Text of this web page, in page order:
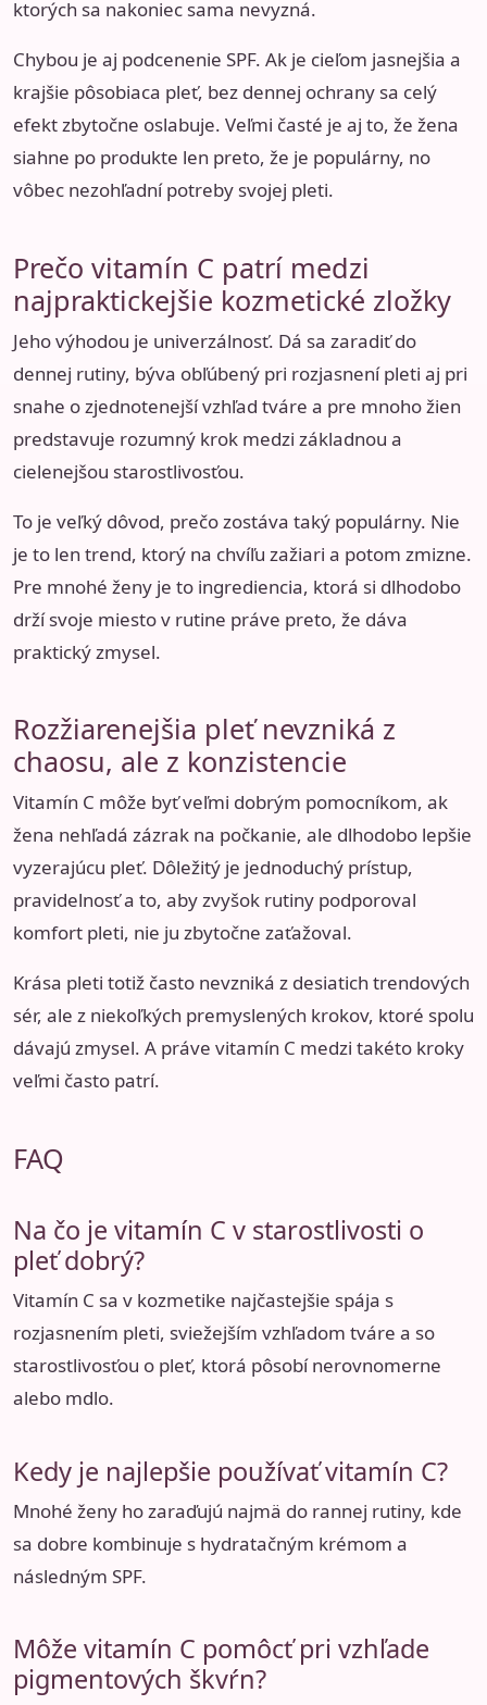
ktorých sa nakoniec sama nevyzná.
Chybou je aj podcenenie SPF. Ak je cieľom jasnejšia a
krajšie pôsobiaca pleť, bez dennej ochrany sa celý
efekt zbytočne oslabuje. Veľmi časté je aj to, že žena
siahne po produkte len preto, že je populárny, no
vôbec nezohľadní potreby svojej pleti.
Prečo vitamín C patrí medzi
najpraktickejšie kozmetické zložky
Jeho výhodou je univerzálnosť. Dá sa zaradiť do
dennej rutiny, býva obľúbený pri rozjasnení pleti aj pri
snahe o zjednotenejší vzhľad tváre a pre mnoho žien
predstavuje rozumný krok medzi základnou a
cielenejšou starostlivosťou.
To je veľký dôvod, prečo zostáva taký populárny. Nie
je to len trend, ktorý na chvíľu zažiari a potom zmizne.
Pre mnohé ženy je to ingrediencia, ktorá si dlhodobo
drží svoje miesto v rutine práve preto, že dáva
praktický zmysel.
Rozžiarenejšia pleť nevzniká z
chaosu, ale z konzistencie
Vitamín C môže byť veľmi dobrým pomocníkom, ak
žena nehľadá zázrak na počkanie, ale dlhodobo lepšie
vyzerajúcu pleť. Dôležitý je jednoduchý prístup,
pravidelnosť a to, aby zvyšok rutiny podporoval
komfort pleti, nie ju zbytočne zaťažoval.
Krása pleti totiž často nevzniká z desiatich trendových
sér, ale z niekoľkých premyslených krokov, ktoré spolu
dávajú zmysel. A práve vitamín C medzi takéto kroky
veľmi často patrí.
FAQ
Na čo je vitamín C v starostlivosti o
pleť dobrý?
Vitamín C sa v kozmetike najčastejšie spája s
rozjasnením pleti, sviežejším vzhľadom tváre a so
starostlivosťou o pleť, ktorá pôsobí nerovnomerne
alebo mdlo.
Kedy je najlepšie používať vitamín C?
Mnohé ženy ho zaraďujú najmä do rannej rutiny, kde
sa dobre kombinuje s hydratačným krémom a
následným SPF.
Môže vitamín C pomôcť pri vzhľade
pigmentových škvŕn?